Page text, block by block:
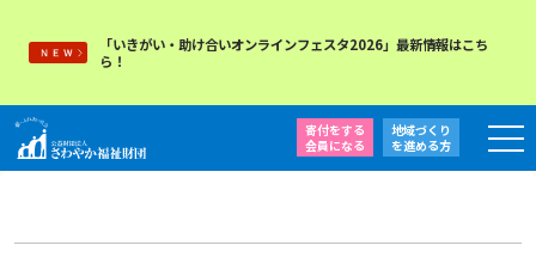
「いきがい・助け合いオンラインフェスタ2026」最新情報はこち
ら！
寄付をする
会員になる
地域づくり
を進める方